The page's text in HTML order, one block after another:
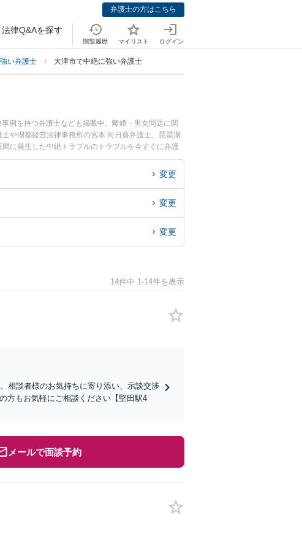
弁護士の方はこちら
法律Q&Aを探す
閲覧履歴 マイリスト ログイン
い弁護士 大津市で中絶に強い弁護士
例を持つ弁護士なども掲載中。離婚・男女問題に関
や湖都経営法律事務所の宮本 向日葵弁護士、琵琶湖
に発生した中絶トラブルのトラブルを今すぐに弁護
法律相談できる大津市内の弁護士に相談予約したい』
変更
変更
変更
14件中 1-14件を表示
相談者様のお気持ちに寄り添い、示談交渉
方もお気軽にご相談ください【堅田駅4
メールで面談予約